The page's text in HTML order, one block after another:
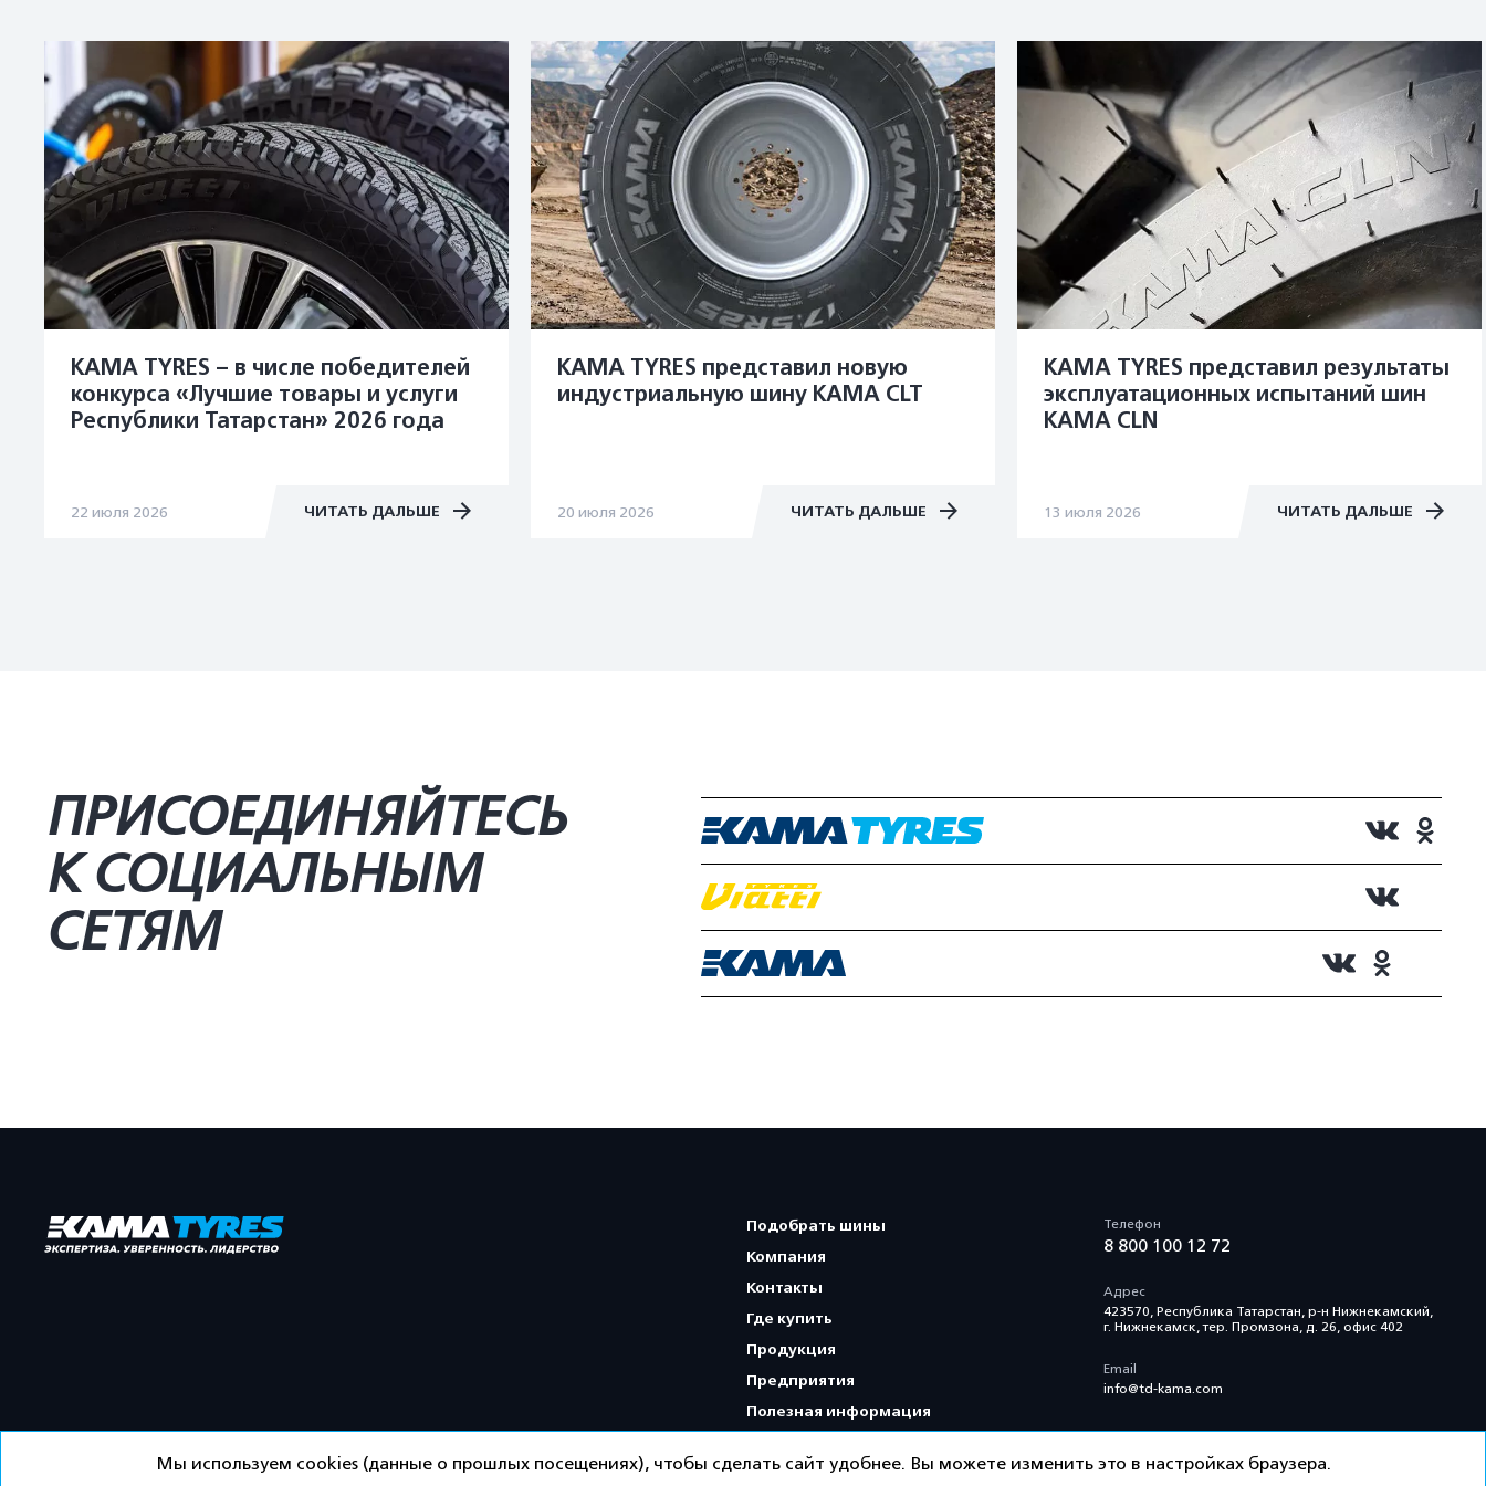
KAMA TYRES – в числе победителей
конкурса «Лучшие товары и услуги
Республики Татарстан» 2026 года
22 июля 2026 ЧИТАТЬ ДАЛЬШЕ
KAMA TYRES представил новую
индустриальную шину KAMA CLT
20 июля 2026 ЧИТАТЬ ДАЛЬШЕ
KAMA TYRES представил результаты
эксплуатационных испытаний шин
KAMA CLN
13 июля 2026 ЧИТАТЬ ДАЛЬШЕ
ПРИСОЕДИНЯЙТЕСЬ
К СОЦИАЛЬНЫМ
СЕТЯМ
Подобрать шины
Компания
Контакты
Где купить
Продукция
Предприятия
Полезная информация
Телефон
8 800 100 12 72
Адрес
423570, Республика Татарстан, р-н Нижнекамский,
г. Нижнекамск, тер. Промзона, д. 26, офис 402
Email
info@td-kama.com
Мы используем cookies (данные о прошлых посещениях), чтобы сделать сайт удобнее. Вы можете изменить это в настройках браузера.